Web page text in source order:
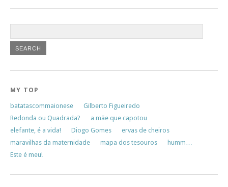
MY TOP
batatascommaionese
Gilberto Figueiredo
Redonda ou Quadrada?
a mãe que capotou
elefante, é a vida!
Diogo Gomes
ervas de cheiros
maravilhas da maternidade
mapa dos tesouros
humm…
Este é meu!